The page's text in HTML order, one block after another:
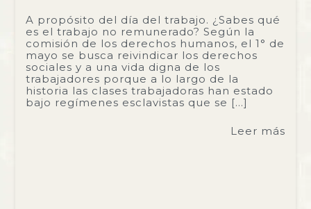
A propósito del día del trabajo. ¿Sabes qué
es el trabajo no remunerado? Según la
comisión de los derechos humanos, el 1° de
mayo se busca reivindicar los derechos
sociales y a una vida digna de los
trabajadores porque a lo largo de la
historia las clases trabajadoras han estado
bajo regímenes esclavistas que se […]
Leer más